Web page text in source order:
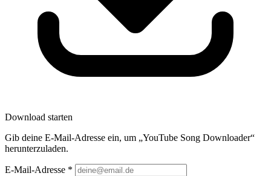
Download starten
Gib deine E-Mail-Adresse ein, um „YouTube Song Downloader“
herunterzuladen.
E-Mail-Adresse *